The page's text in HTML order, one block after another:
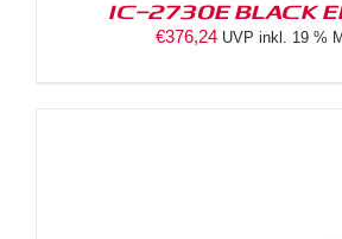
IC-2730E BLACK
€376,24 UVP inkl. 19 %